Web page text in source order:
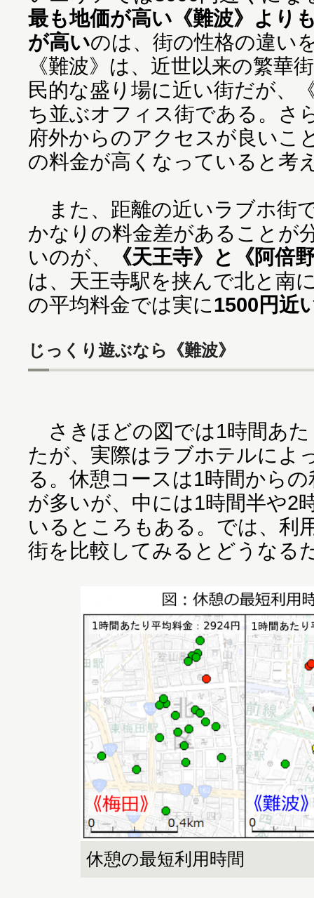
最も地価が高い《難波》より
が高いのは、街の性格の違い
《難波》は、近世以来の繁華
民的な盛り場に近い街だが、
ち並ぶオフィス街である。さ
府外からのアクセスが良いこ
の料金が高くなっていると考
また、距離の近いラブホ街
かなりの料金差があることが
いのが、
《天王寺》と《阿倍
は、天王寺駅を挟んで北と南
の平均料金では実に1500円近
じっくり遊ぶなら《難波》
さきほどの図では1時間あ
たが、実際はラブホテルによ
る。休憩コースは1時間から
が多いが、中には1時間半や2
いるところもある。では、利
街を比較してみるとどうなる
休憩の最短利用時間